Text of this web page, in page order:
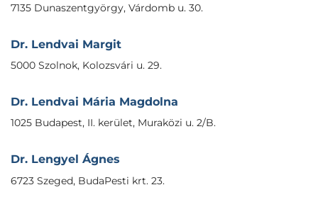
7135 Dunaszentgyörgy, Várdomb u. 30.
Dr. Lendvai Margit
5000 Szolnok, Kolozsvári u. 29.
Dr. Lendvai Mária Magdolna
1025 Budapest, II. kerület, Muraközi u. 2/B.
Dr. Lengyel Ágnes
6723 Szeged, BudaPesti krt. 23.